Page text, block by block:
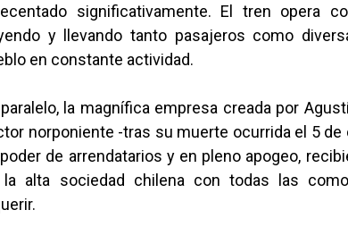
significativamente. El tren opera
y llevando tanto pasajeros como
en constante actividad.
la magnífica empresa creada por
norponiente -tras su muerte ocurrida el 5
de arrendatarios y en pleno apogeo,
alta sociedad chilena con todas las